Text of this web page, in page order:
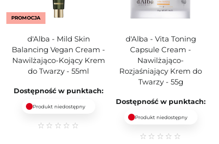
PROMOCJA
d'Alba - Mild Skin
Balancing Vegan Cream -
Nawilżająco-Kojący Krem
do Twarzy - 55ml
Dostępność w punktach:
Produkt niedostępny
d'Alba - Vita Toning
Capsule Cream -
Nawilżająco-
Rozjaśniający Krem do
Twarzy - 55g
Dostępność w punktach:
Produkt niedostępny